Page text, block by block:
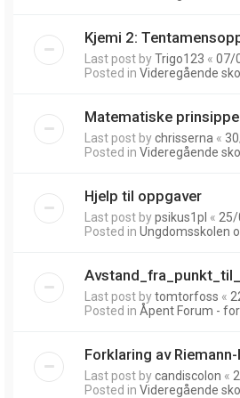
Kjemi 2:
Last post byTrigo123 « 07/
Posted in Videregående
Matematiske
Last post bychrisserna «
Posted in Videregående
Hjelp til oppgaver
Last post bypsikus1pl « 25/
Posted in Ungdomsskolen
Last post bytomtorfoss «
Posted in Åpent Forum -
Forklaring av
Last post bycandiscolon «
Posted in Videregående